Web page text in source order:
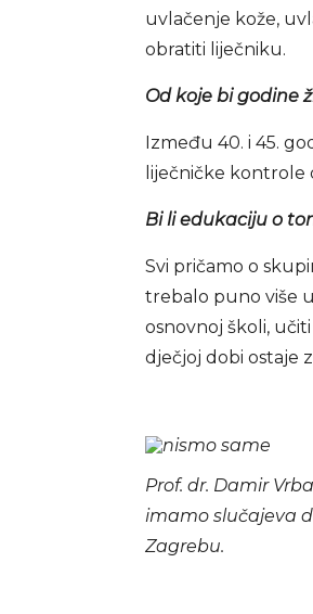
uvlačenje kože,
obratiti liječniku.
Od koje bi godine
Između 40. i 45.
liječničke kontrole
Bi li edukaciju o
Svi pričamo o
trebalo puno više
osnovnoj školi,
dječjoj dobi ostaje
Prof. dr. Damir
imamo slučajeva
Zagrebu.